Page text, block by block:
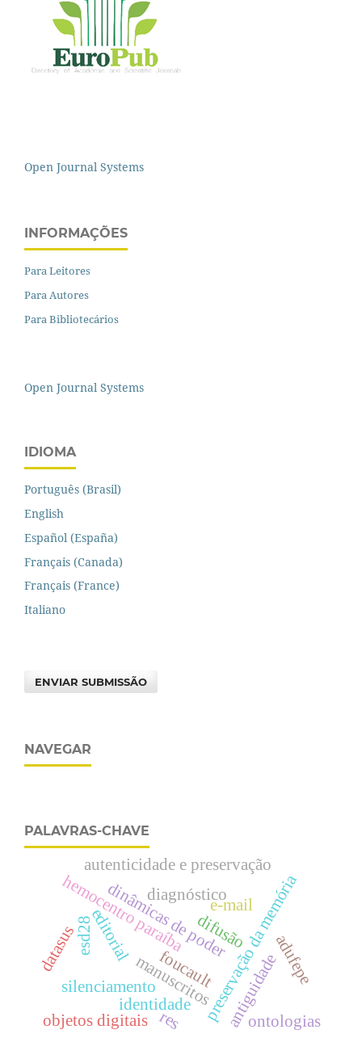
Open Journal Systems
INFORMAÇÕES
Para Leitores
Para Autores
Para Bibliotecários
Open Journal Systems
IDIOMA
Português (Brasil)
English
Español (España)
Français (Canada)
Français (France)
Italiano
ENVIAR SUBMISSÃO
NAVEGAR
PALAVRAS-CHAVE
hemocentro paraíba
editorial
manuscritos
silenciamento preservação da memória
dinâmicas de poder
foucaultantiguidadeontologias
diagnóstico
identidade
difusão
e-mail
res
esd28
datasus
autenticidade e preservação
objetos digitais
adufepe